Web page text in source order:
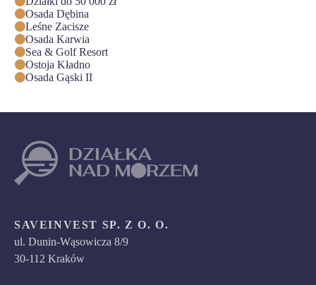
Osada Dębina
Leśne Zacisze
Osada Karwia
Sea & Golf Resort
Ostoja Kładno
Osada Gąski II
SAVEINVEST SP. Z O. O.
ul. Dunin-Wąsowicza 8/9
30-112 Kraków